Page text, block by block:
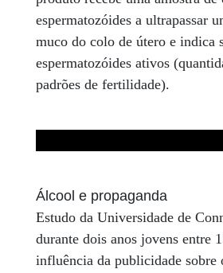
espermatozóides a ultrapassar
muco do colo de útero e indica
espermatozóides ativos
padrões de fertilidade).
Álcool e propaganda
Estudo da Universidade de
durante dois anos jovens entre
influência da publicidade sobre